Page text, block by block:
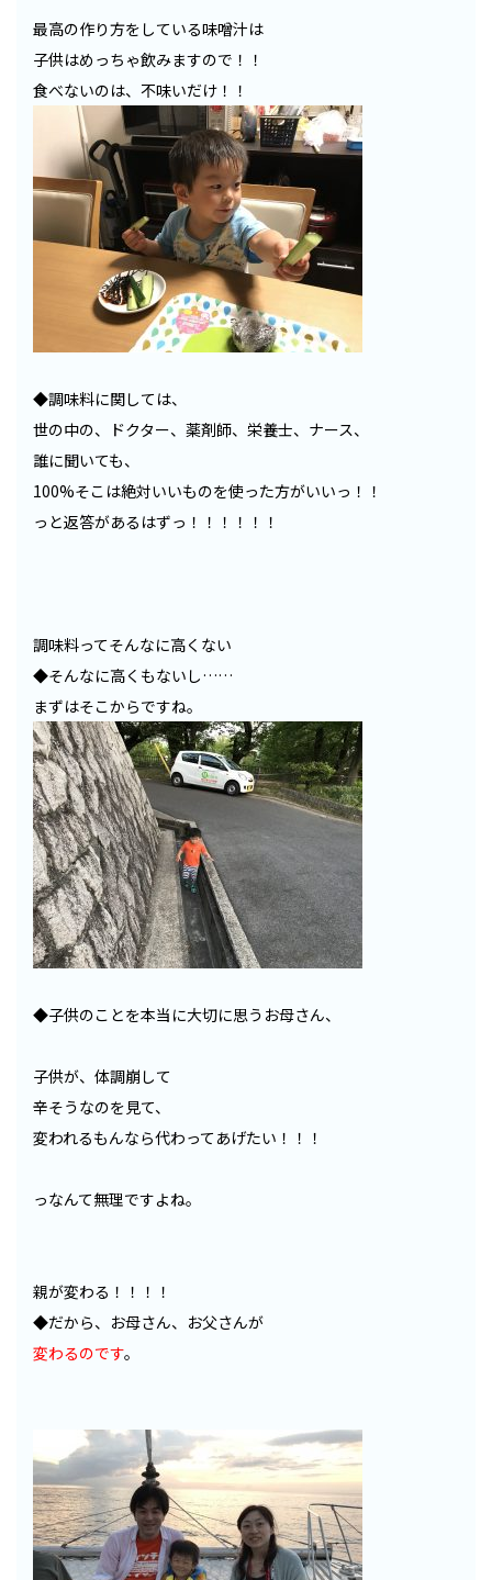
最高の作り方をしている味噌汁は
子供はめっちゃ飲みますので！！
食べないのは、不味いだけ！！
◆調味料に関しては、
世の中の、ドクター、薬剤師、栄養士、ナース、
誰に聞いても、
100%そこは絶対いいものを使った方がいいっ！！
っと返答があるはずっ！！！！！！
調味料ってそんなに高くない
◆そんなに高くもないし……
まずはそこからですね。
◆子供のことを本当に大切に思うお母さん、
子供が、体調崩して
辛そうなのを見て、
変われるもんなら代わってあげたい！！！
っなんて無理ですよね。
親が変わる！！！！
◆だから、お母さん、お父さんが
変わるのです。